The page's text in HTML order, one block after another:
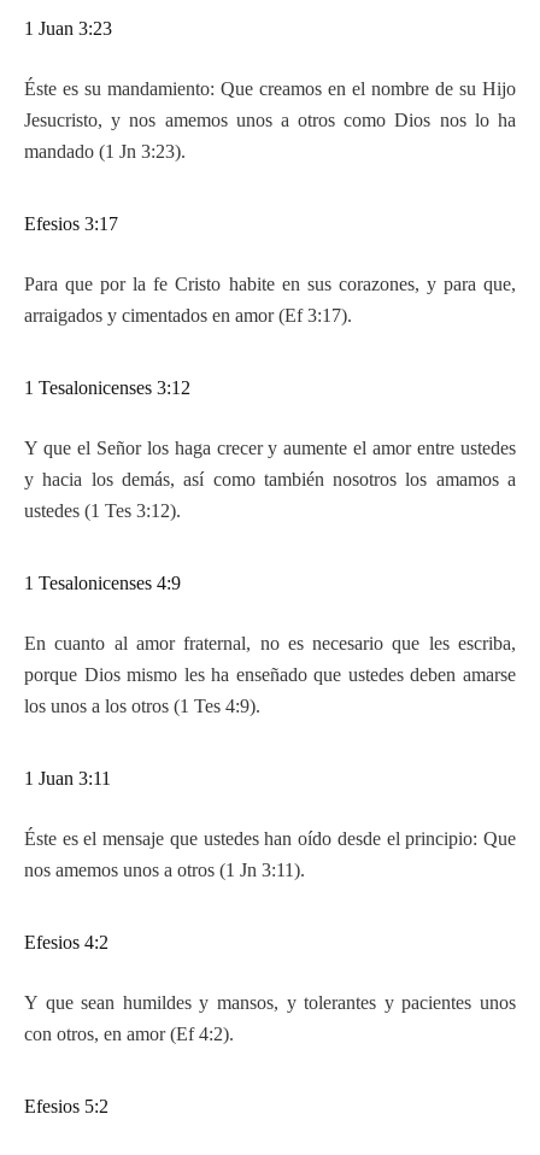
1 Juan 3:23
Éste es su mandamiento: Que creamos en el nombre de su Hijo
Jesucristo, y nos amemos unos a otros como Dios nos lo ha
mandado (1 Jn 3:23).
Efesios 3:17
Para que por la fe Cristo habite en sus corazones, y para que,
arraigados y cimentados en amor (Ef 3:17).
1 Tesalonicenses 3:12
Y que el Señor los haga crecer y aumente el amor entre ustedes
y hacia los demás, así como también nosotros los amamos a
ustedes (1 Tes 3:12).
1 Tesalonicenses 4:9
En cuanto al amor fraternal, no es necesario que les escriba,
porque Dios mismo les ha enseñado que ustedes deben amarse
los unos a los otros (1 Tes 4:9).
1 Juan 3:11
Éste es el mensaje que ustedes han oído desde el principio: Que
nos amemos unos a otros (1 Jn 3:11).
Efesios 4:2
Y que sean humildes y mansos, y tolerantes y pacientes unos
con otros, en amor (Ef 4:2).
Efesios 5:2